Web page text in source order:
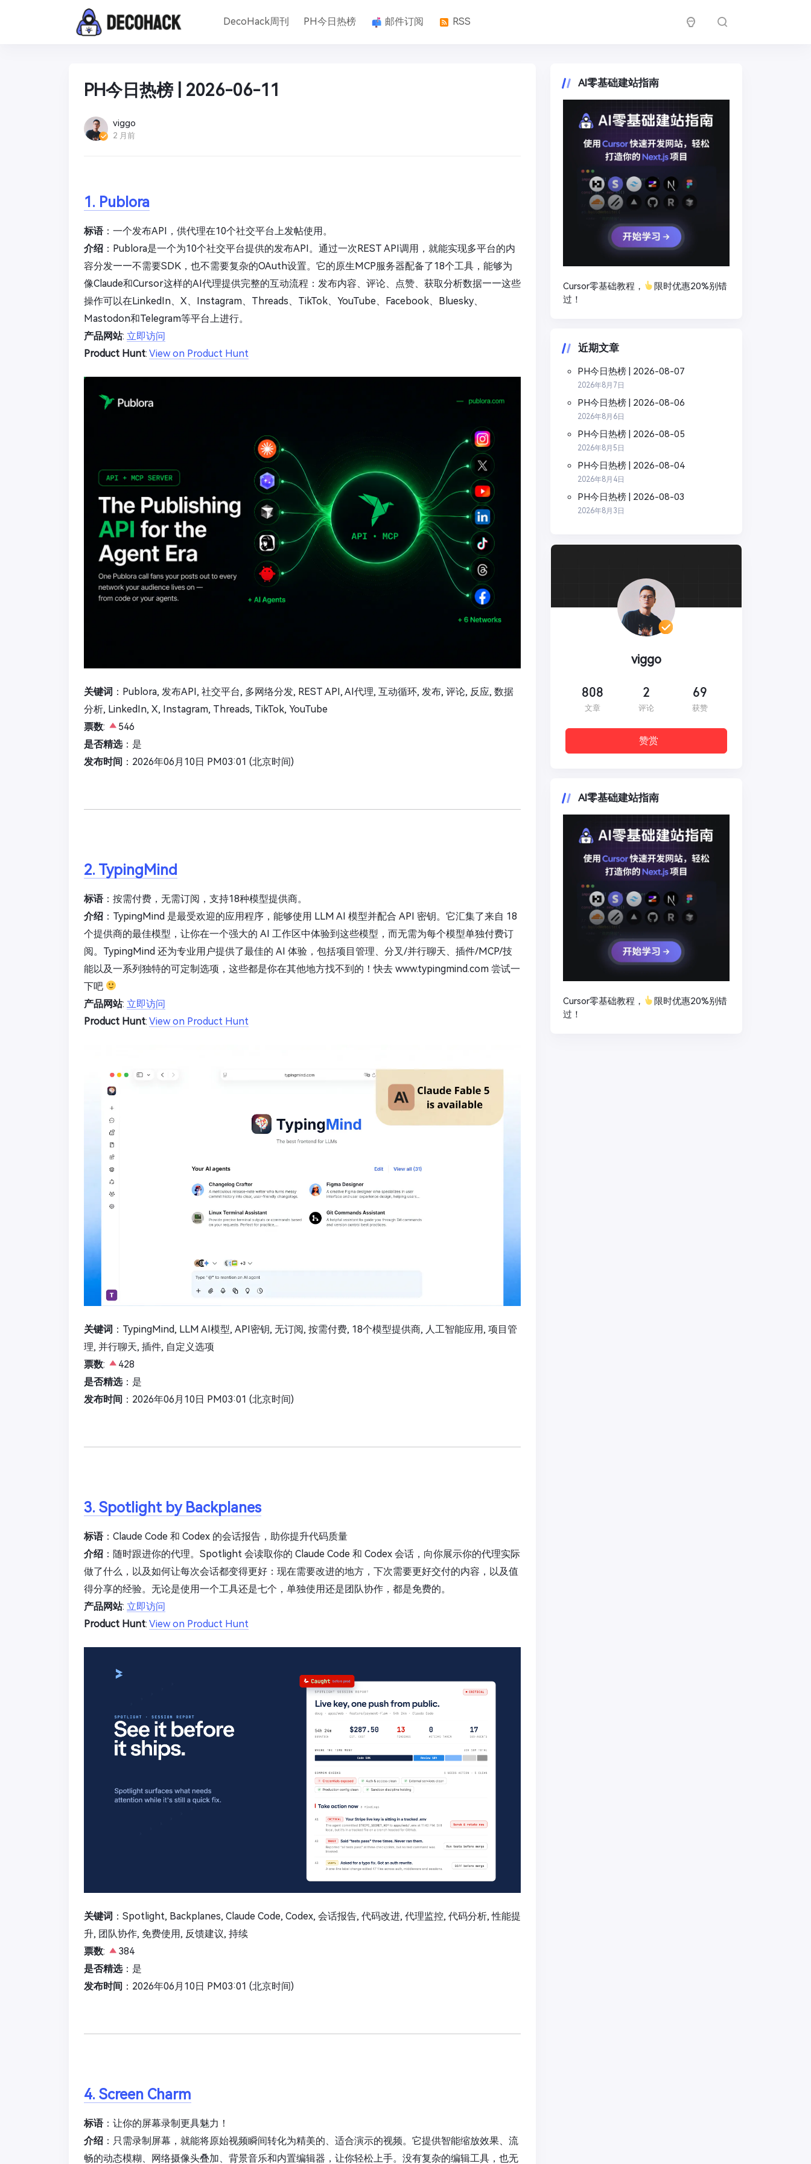
DecoHack周刊 PH今日热榜 邮件订阅 RSS
PH今日热榜 | 2026-06-11
viggo
2 月前
1. Publora
标语：一个发布API，供代理在10个社交平台上发帖使用。
介绍 ：Publora是一个为10个社交平台提供的发布API。通过一次REST API调用，就能实现多平台的内
容分发——不需要SDK，也不需要复杂的OAuth设置。它的原生MCP服务器配备了18个工具，能够为
像Claude和Cursor这样的AI代理提供完整的互动流程：发布内容、评论、点赞、获取分析数据——这些
操作可以在LinkedIn、X、Instagram、Threads、TikTok、YouTube、Facebook、Bluesky、
Mastodon和Telegram等平台上进行。
产品网站: 立即访问
Product Hunt: View on Product Hunt
关键词 ：Publora, 发布API, 社交平台, 多网络分发, REST API, AI代理, 互动循环, 发布, 评论, 反应, 数据
分析, LinkedIn, X, Instagram, Threads, TikTok, YouTube
票数:
546
是否精选：是
发布时间 ：2026年06月10日 PM03:01 (北京时间)
2. TypingMind
标语：按需付费，无需订阅，支持18种模型提供商。
介绍 ：TypingMind 是最受欢迎的应用程序，能够使用 LLM AI 模型并配合 API 密钥。它汇集了来自 18
个提供商的最佳模型，让你在一个强大的 AI 工作区中体验到这些模型，而无需为每个模型单独付费订
阅。TypingMind 还为专业用户提供了最佳的 AI 体验，包括项目管理、分叉/并行聊天、插件/MCP/技
能以及一系列独特的可定制选项，这些都是你在其他地方找不到的！快去 www.typingmind.com 尝试一
下吧
产品网站: 立即访问
Product Hunt: View on Product Hunt
关键词 ：TypingMind, LLM AI模型, API密钥, 无订阅, 按需付费, 18个模型提供商, 人工智能应用, 项目管
理, 并行聊天, 插件, 自定义选项
票数:
428
是否精选：是
发布时间 ：2026年06月10日 PM03:01 (北京时间)
3. Spotlight by Backplanes
标语：Claude Code 和 Codex 的会话报告，助你提升代码质量
介绍 ：随时跟进你的代理。Spotlight 会读取你的 Claude Code 和 Codex 会话，向你展示你的代理实际
做了什么，以及如何让每次会话都变得更好：现在需要改进的地方，下次需要更好交付的内容，以及值
得分享的经验。无论是使用一个工具还是七个，单独使用还是团队协作，都是免费的。
产品网站: 立即访问
Product Hunt: View on Product Hunt
关键词 ：Spotlight, Backplanes, Claude Code, Codex, 会话报告, 代码改进, 代理监控, 代码分析, 性能提
升, 团队协作, 免费使用, 反馈建议, 持续
票数:
384
是否精选：是
发布时间 ：2026年06月10日 PM03:01 (北京时间)
4. Screen Charm
标语：让你的屏幕录制更具魅力！
介绍 ：只需录制屏幕，就能将原始视频瞬间转化为精美的、适合演示的视频。它提供智能缩放效果、流
畅的动态模糊、网络摄像头叠加、背景音乐和内置编辑器，让你轻松上手。没有复杂的编辑工具，也无
AI零基础建站指南
Cursor零基础教程，
限时优惠20%别错
过！
近期文章
PH今日热榜 | 2026-08-07
2026年8月7日
PH今日热榜 | 2026-08-06
2026年8月6日
PH今日热榜 | 2026-08-05
2026年8月5日
PH今日热榜 | 2026-08-04
2026年8月4日
PH今日热榜 | 2026-08-03
2026年8月3日
viggo
808
文章
2
评论
69
获赞
赞赏
AI零基础建站指南
Cursor零基础教程，
限时优惠20%别错
过！